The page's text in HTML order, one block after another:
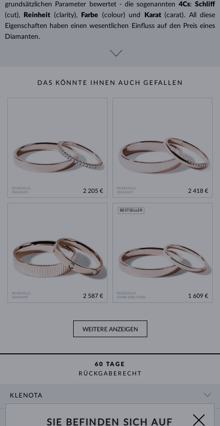
grundsätzlichen Parameter bewertet - die sogenannten 4Cs: Schliff
(cut),
Reinheit (clarity), Farbe (colour) und Karat (carat). All diese
Eigenschaften haben einen wesentlichen Einfluss auf den Preis eines
Diamanten.
DAS KÖNNTE IHNEN AUCH GEFALLEN
ROSÉGOLD
DIAMANT
2 205 €
ROSÉGOLD
DIAMANT
2 418 €
ROSÉGOLD
DIAMANT
2 587 €
ROSÉGOLD
OHNE EDELSTEIN
BESTSELLER
1 609 €
WEITERE ANZEIGEN
60 TAGE
RÜCKGABERECHT
KLENOTA
SIE BEFINDEN SICH AUF